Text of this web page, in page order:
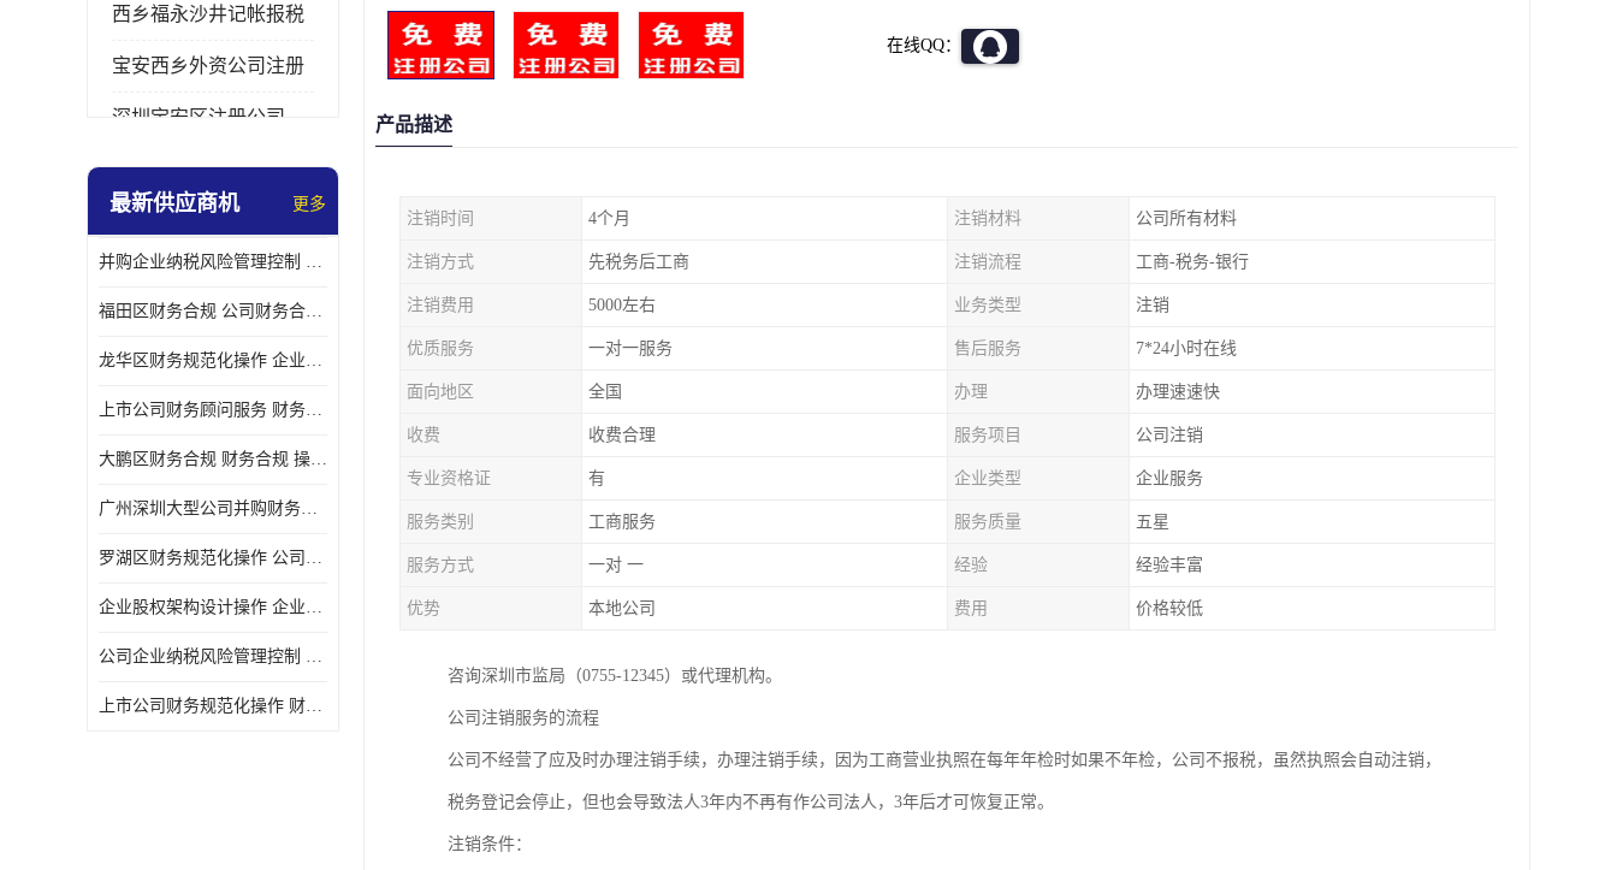
西乡福永沙井记帐报税
宝安西乡外资公司注册
深圳宝安区注册公司
宝安西乡办理营业执照
宝安西乡代理记帐
注册公司
最新供应商机 更多
并购企业纳税风险管理控制 企业纳税风险管理控制 如何操作
福田区财务合规 公司财务合规 如何处理实现税务*风险
龙华区财务规范化操作 企业纳税风险管理控制 操作起来简单易行
上市公司财务顾问服务 财务合规 如何才能达到目标
大鹏区财务合规 财务合规 操作起来简单易行
广州深圳大型公司并购财务顾问 财务规范化操作 办理要多长时间
罗湖区财务规范化操作 公司财务合规 盛莱企管
企业股权架构设计操作 企业纳税风险管理控制 怎样操作税务合规
公司企业纳税风险管理控制 财务顾问 操作起来简单易行
上市公司财务规范化操作 财务规范化操作 如何操作
在线QQ：
产品描述
注销时间 4个月 注销材料 公司所有材料
注销方式 先税务后工商 注销流程 工商-税务-银行
注销费用 5000左右 业务类型 注销
优质服务 一对一服务 售后服务 7*24小时在线
面向地区 全国 办理 办理速速快
收费 收费合理 服务项目 公司注销
专业资格证 有 企业类型 企业服务
服务类别 工商服务 服务质量 五星
服务方式 一对 一 经验 经验丰富
优势 本地公司 费用 价格较低
咨询深圳市监局（0755-12345）或代理机构。
公司注销服务的流程
公司不经营了应及时办理注销手续，办理注销手续，因为工商营业执照在每年年检时如果不年检，公司不报税，虽然执照会自动注销，
税务登记会停止，但也会导致法人3年内不再有作公司法人，3年后才可恢复正常。
注销条件：